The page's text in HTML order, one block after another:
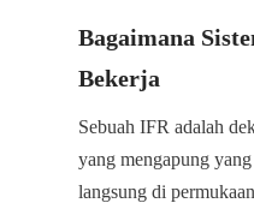
Bagaimana
Bekerja
Sebuah IFR adalah
yang mengapung
langsung di